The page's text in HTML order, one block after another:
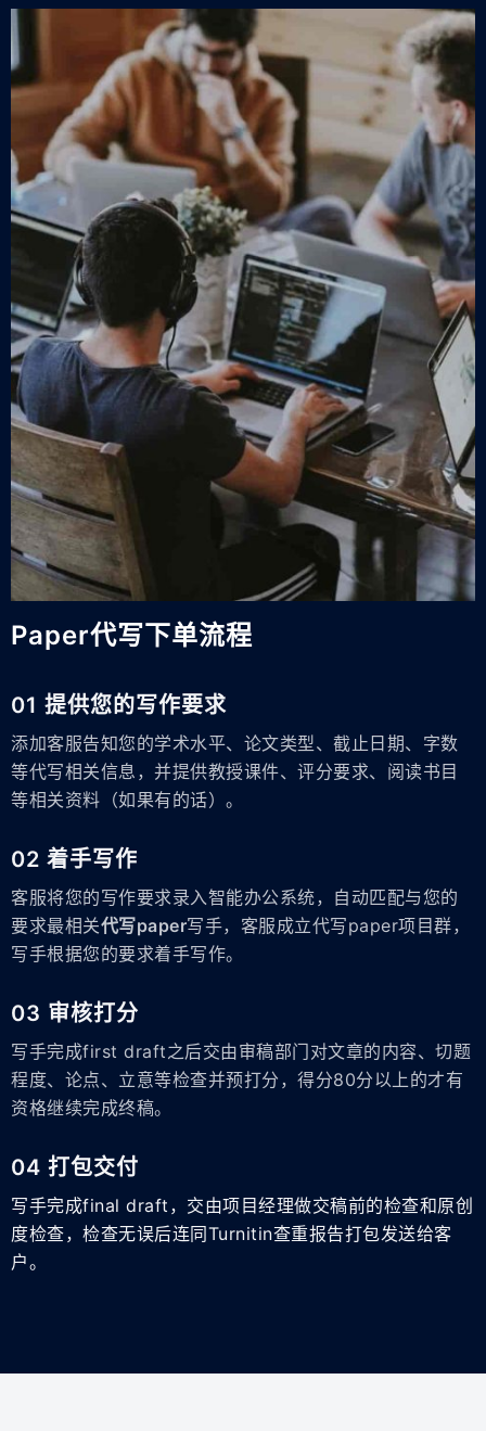
Paper代写下单流程
01 提供您的写作要求
添加客服告知您的学术水平、论文类型、截止日期、字数
等代写相关信息，并提供教授课件、评分要求、阅读书目
等相关资料（如果有的话）。
02 着手写作
客服将您的写作要求录入智能办公系统，自动匹配与您的
要求最相关代写paper写手，客服成立代写paper项目群，
写手根据您的要求着手写作。
03 审核打分
写手完成first draft之后交由审稿部门对文章的内容、切题
程度、论点、立意等检查并预打分，得分80分以上的才有
资格继续完成终稿。
04 打包交付
写手完成final draft，交由项目经理做交稿前的检查和原创
度检查，检查无误后连同Turnitin查重报告打包发送给客
户。